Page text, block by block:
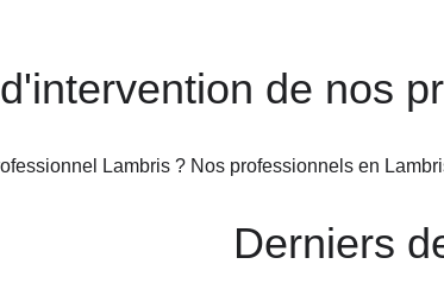
de nos
Lambris ? Nos professionnels en
Derniers